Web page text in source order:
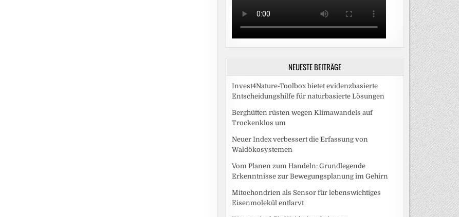
NEUESTE BEITRÄGE
Invest4Nature-Toolbox bietet evidenzbasierte
Entscheidungshilfe für naturbasierte Lösungen
Berghütten rüsten wegen Klimawandels auf
Trockenklos um
Neuer Index verbessert die Erfassung von
Waldökosystemen
Vom Planen zum Handeln: Grundlegende
Erkenntnisse zur Bewegungsplanung im Gehirn
Mitochondrien als Sensor für lebenswichtiges
Eisenmolekül entlarvt